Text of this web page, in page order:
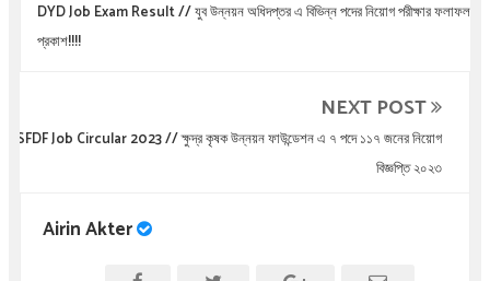
DYD Job Exam Result // যুব উন্নয়ন অধিদপ্তর এ বিভিন্ন পদের নিয়োগ পরীক্ষার ফলাফল
প্রকাশ!!!!
NEXT POST
SFDF Job Circular 2023 // ক্ষুদ্র কৃষক উন্নয়ন ফাউন্ডেশন এ ৭ পদে ১১৭ জনের নিয়োগ
বিজ্ঞপ্তি ২০২৩
Airin Akter